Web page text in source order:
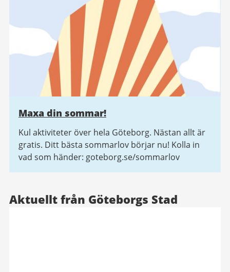
Maxa din sommar!
Kul aktiviteter över hela Göteborg. Nästan allt är
gratis. Ditt bästa sommarlov börjar nu! Kolla in
vad som händer: goteborg.se/sommarlov
Aktuellt från Göteborgs Stad